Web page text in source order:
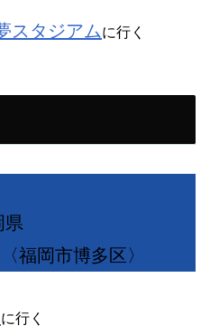
スタジアムに行く
県
福岡市博多区〉
に行く